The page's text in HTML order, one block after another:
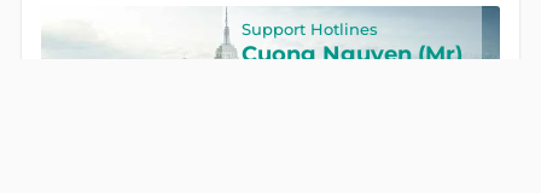
Support Hotlines
Cuong Nguyen (Mr)